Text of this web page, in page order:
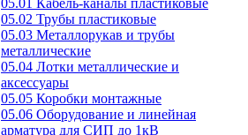
05.02 Трубы пластиковые
05.03 Металлорукав и трубы
металлические
05.04 Лотки металлические и
аксессуары
05.05 Коробки монтажные
05.06 Оборудование и линейная
арматура для СИП до 1кВ